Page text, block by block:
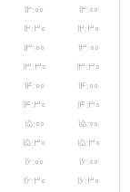
۱۲:۰۰
۱۲:۳۰
۱۳:۰۰
۱۳:۳۰
۱۴:۰۰
۱۴:۳۰
۱۵:۰۰
۱۵:۳۰
۱۶:۰۰
۱۶:۳۰
۱۲:۰۰
۱۲:۳۰
۱۳:۰۰
۱۳:۳۰
۱۴:۰۰
۱۴:۳۰
۱۵:۰۰
۱۵:۳۰
۱۶:۰۰
۱۶:۳۰